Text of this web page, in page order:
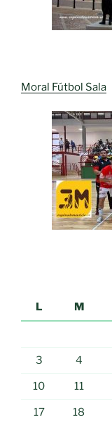
Moral Fútbol Sala
L
M
3 4
10 11
17 18